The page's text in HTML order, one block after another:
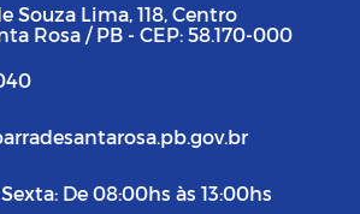
Souza Lima, 118, Centro
Rosa / PB - CEP: 58.170-000
De 08:00hs às 13:00hs